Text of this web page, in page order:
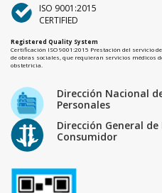
ISO 9001:2015
CERTIFIED
Registered Quality System
Certificación ISO 9001:2015 Prestación del
de obras sociales, que requieran servicios médicos
obstetricia.
Dirección Nacional
Personales
Dirección General
Consumidor